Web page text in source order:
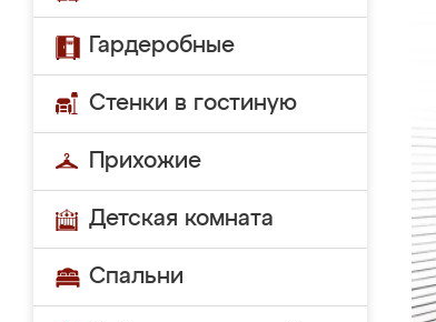
Гардеробные
Стенки в гостиную
Прихожие
Детская комната
Спальни